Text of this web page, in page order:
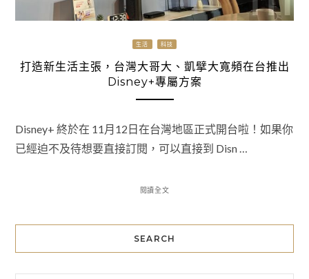
生活 科技
打造新生活主張，台灣大哥大、凱擘大寬頻在台推出
Disney+專屬方案
Disney+ 終於在 11月12日在台灣地區正式開台啦！如果你
已經迫不及待想要直接訂閱，可以直接到 Disn …
閱讀全文
SEARCH